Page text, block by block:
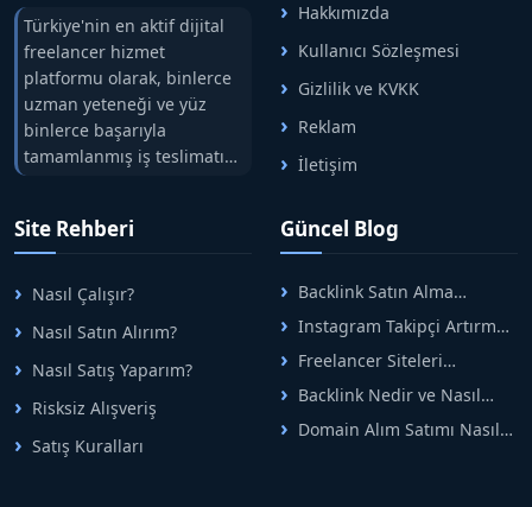
Türkiye'nin en aktif dijital
freelancer hizmet
platformu olarak, binlerce
uzman yeteneği ve yüz
binlerce başarıyla
tamamlanmış iş teslimatını
tek çatıda buluşturuyoruz.
arasındaki süreci risksiz
alışveriş sistemi ile koruyan
ticaretin güvenli
adreslerinden birisidir.
Hakkımızda
Kullanıcı Sözleşmesi
Gizlilik ve KVKK
Reklam
İletişim
Site Rehberi
Nasıl Çalışır?
Nasıl Satın Alırım?
Nasıl Satış Yaparım?
Risksiz Alışveriş
Satış Kuralları
Güncel Blog
Backlink Satın Alma
Rehberi: Güvenli SEO İçin
Doğru Adımlar
Instagram Takipçi Artırma
Yöntemleri: Organik Büyüme
Rehberi
Freelancer Siteleri
Arasında Doğru Seçim Nasıl
Yapılır
Backlink Nedir ve Nasıl
Alınır? Etkili Yöntemler
Domain Alım Satımı Nasıl